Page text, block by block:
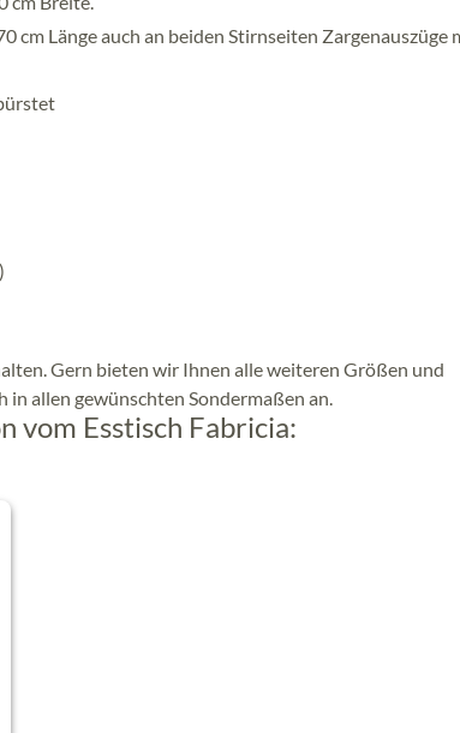
cm Länge auch an beiden Stirnseiten Zargenauszüge
Gern bieten wir Ihnen alle weiteren Größen und
in allen gewünschten Sondermaßen an.
vom Esstisch Fabricia: